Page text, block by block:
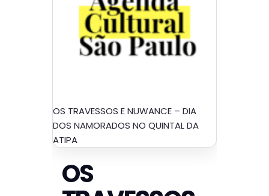
OS TRAVESSOS E NUWANCE – DIA
DOS NAMORADOS NO QUINTAL DA
ATIPA
OS